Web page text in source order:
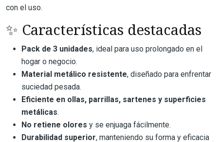
con el uso.
✨ Características destacadas
Pack de 3 unidades, ideal para uso prolongado en el
hogar o negocio.
Material metálico resistente, diseñado para enfrentar
suciedad pesada.
Eficiente en ollas, parrillas, sartenes y superficies
metálicas.
No retiene olores y se enjuaga fácilmente.
Durabilidad superior, manteniendo su forma y eficacia